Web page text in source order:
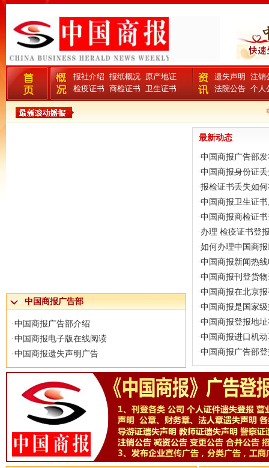
报社介绍 报纸概况 原产地证
检疫证书 商检证书 卫生证书
遗失声明
注销
法院公告 个人
中国商报广告部
·中国商报广告部介绍
·中国商报电子版在线阅读
·中国商报遗失声明广告
最新动态
·中国商报广告部
·中国商报身份证
·报检证书丢失如
·中国商报卫生证
·中国商报商检证
· 办理 检疫证书登
·如何办理中国商
·中国商报新闻热
·中国商报刊登货
·中国商报在北京
·中国商报是国家
·中国商报登报地
·中国商报进口机
·中国商报广告部